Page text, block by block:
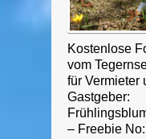
Kostenlose
vom
für Vermieter
Gastgeber:
– Freebie